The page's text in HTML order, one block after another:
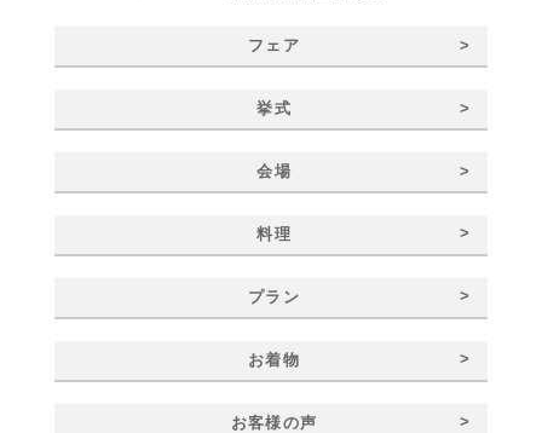
フェア >
挙式 >
会場 >
料理 >
プラン >
お着物 >
お客様の声 >